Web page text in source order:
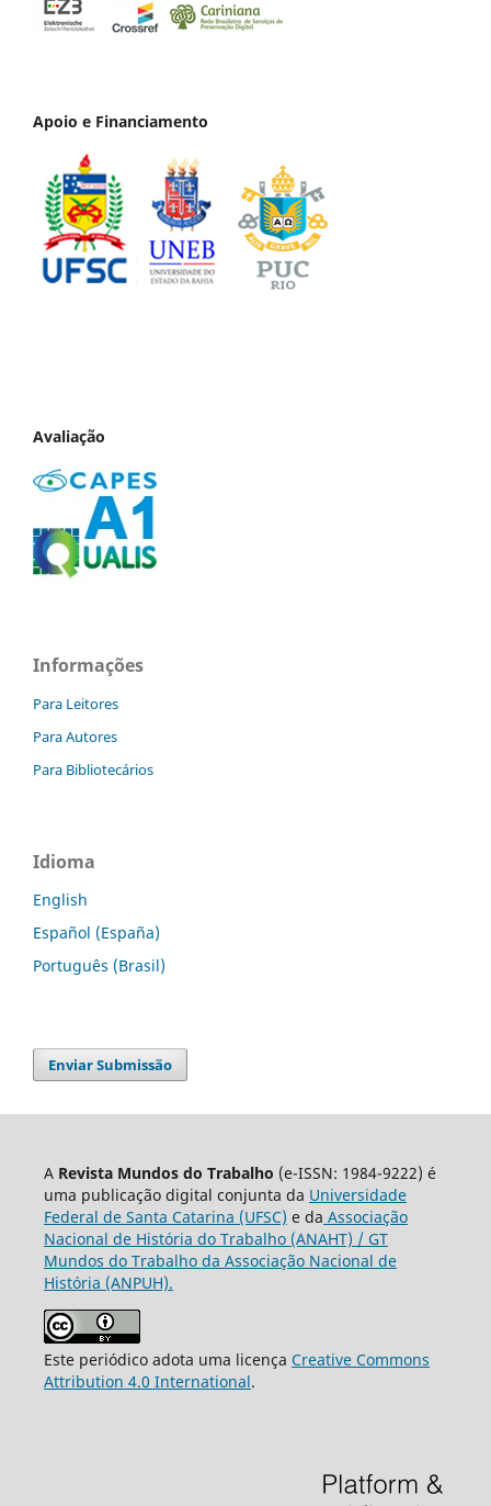
Apoio e Financiamento
Avaliação
Informações
Para Leitores
Para Autores
Para Bibliotecários
Idioma
English
Español (España)
Português (Brasil)
Enviar Submissão
A Revista Mundos do Trabalho (e-ISSN: 1984-9222) é
uma publicação digital conjunta da Universidade
Federal de Santa Catarina (UFSC) e da Associação
Nacional de História do Trabalho (ANAHT) / GT
Mundos do Trabalho da Associação Nacional de
História (ANPUH).
Este periódico adota uma licença Creative Commons
Attribution 4.0 International.